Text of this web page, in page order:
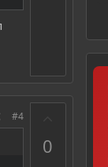
#4
0